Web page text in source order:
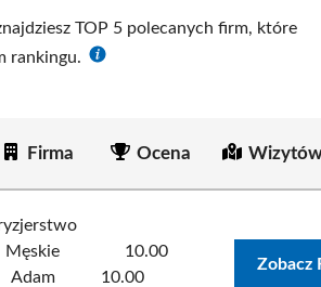
TOP 5 polecanych firm, które
rankingu.
Firma Ocena
Męskie
Adam
10.00
10.00
Zobacz